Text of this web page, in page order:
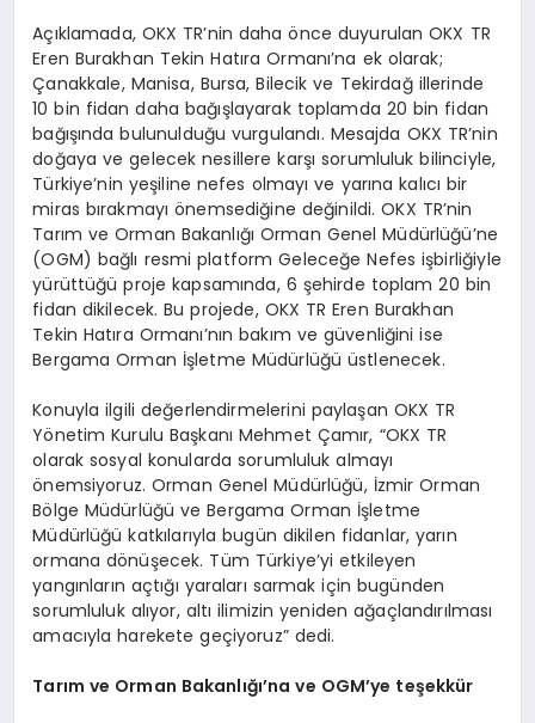
Açıklamada, OKX TR’nin daha önce duyurulan OKX TR
Eren Burakhan Tekin Hatıra Ormanı’na ek olarak;
Çanakkale, Manisa, Bursa, Bilecik ve Tekirdağ illerinde
10 bin fidan daha bağışlayarak toplamda 20 bin fidan
bağışında bulunulduğu vurgulandı. Mesajda OKX TR’nin
doğaya ve gelecek nesillere karşı sorumluluk bilinciyle,
Türkiye’nin yeşiline nefes olmayı ve yarına kalıcı bir
miras bırakmayı önemsediğine değinildi. OKX TR’nin
Tarım ve Orman Bakanlığı Orman Genel Müdürlüğü’ne
(OGM) bağlı resmi platform Geleceğe Nefes işbirliğiyle
yürüttüğü proje kapsamında, 6 şehirde toplam 20 bin
fidan dikilecek. Bu projede, OKX TR Eren Burakhan
Tekin Hatıra Ormanı’nın bakım ve güvenliğini ise
Bergama Orman İşletme Müdürlüğü üstlenecek.
Konuyla ilgili değerlendirmelerini paylaşan OKX TR
Yönetim Kurulu Başkanı Mehmet Çamır, “OKX TR
olarak sosyal konularda sorumluluk almayı
önemsiyoruz. Orman Genel Müdürlüğü, İzmir Orman
Bölge Müdürlüğü ve Bergama Orman İşletme
Müdürlüğü katkılarıyla bugün dikilen fidanlar, yarın
ormana dönüşecek. Tüm Türkiye’yi etkileyen
yangınların açtığı yaraları sarmak için bugünden
sorumluluk alıyor, altı ilimizin yeniden ağaçlandırılması
amacıyla harekete geçiyoruz” dedi.
Tarım ve Orman Bakanlığı’na ve OGM’ye teşekkür